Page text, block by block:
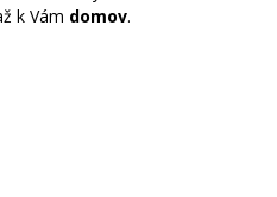
k Vám domov.